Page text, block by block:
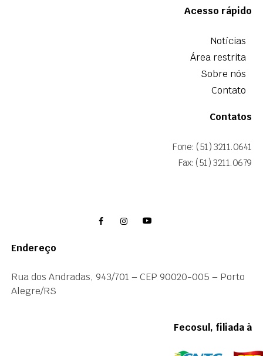
Acesso rápido
Notícias
Área restrita
Sobre nós
Contato
Contatos
Fone: (51) 3211.0641
Fax: (51) 3211.0679
Endereço
Rua dos Andradas, 943/701 – CEP 90020-005 – Porto
Alegre/RS
Fecosul, filiada à